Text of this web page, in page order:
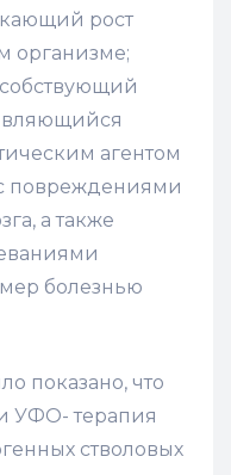
рост
организме;
агентом
повреждениями
а также
болезнью
показано, что
УФО- терапия
стволовых